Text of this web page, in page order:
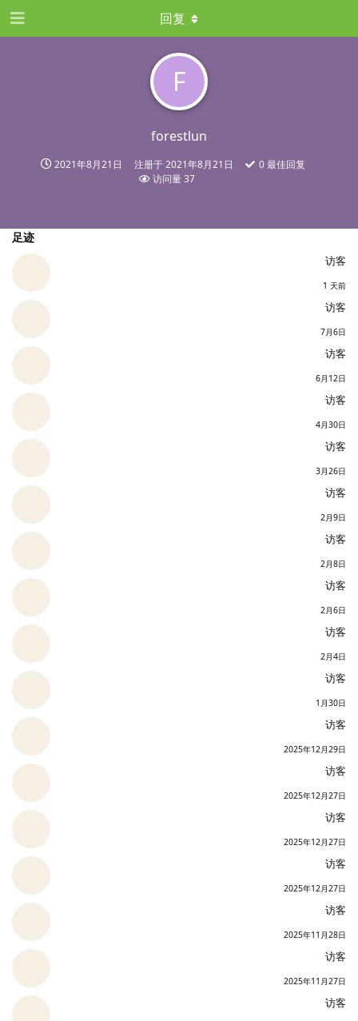
F
forestlun
2021年8月21日 注册于2021年8月21日 0最佳回复
访问量37
回复
足迹
访客
1 天前
访客
7月6日
访客
6月12日
访客
4月30日
访客
3月26日
访客
2月9日
访客
2月8日
访客
2月6日
访客
2月4日
访客
1月30日
访客
2025年12月29日
访客
2025年12月27日
访客
2025年12月27日
访客
2025年12月27日
访客
2025年11月28日
访客
2025年11月27日
访客